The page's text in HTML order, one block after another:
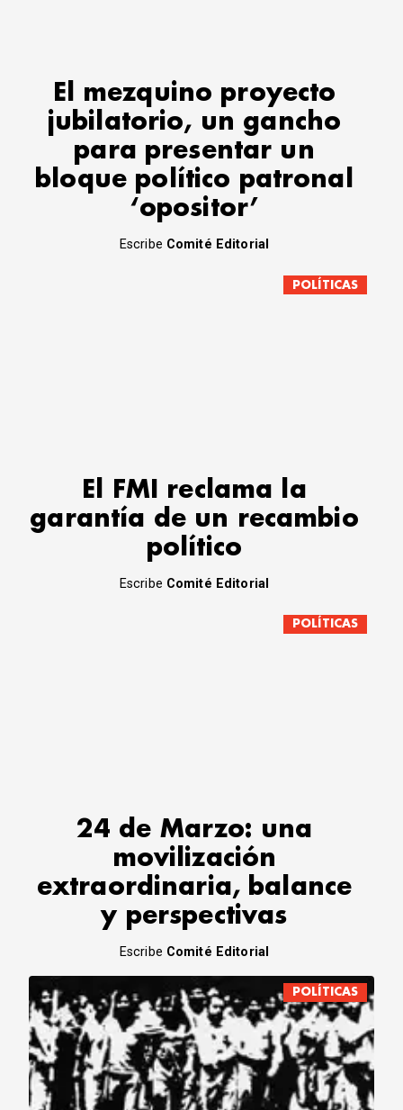
El mezquino proyecto
jubilatorio, un gancho
para presentar un
bloque político patronal
‘opositor’
Escribe Comité Editorial
POLÍTICAS
El FMI reclama la
garantía de un recambio
político
Escribe Comité Editorial
POLÍTICAS
24 de Marzo: una
movilización
extraordinaria, balance
y perspectivas
Escribe Comité Editorial
POLÍTICAS